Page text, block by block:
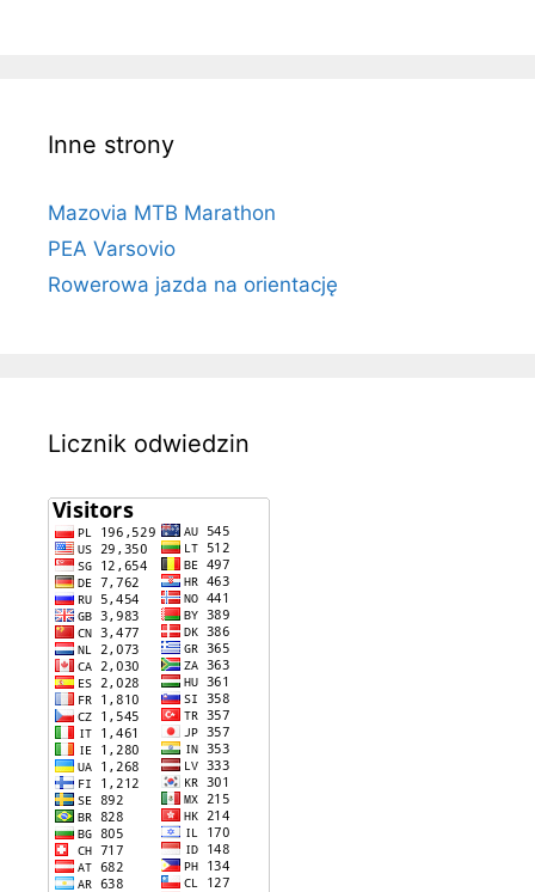
Inne strony
Mazovia MTB Marathon
PEA Varsovio
Rowerowa jazda na orientację
Licznik odwiedzin